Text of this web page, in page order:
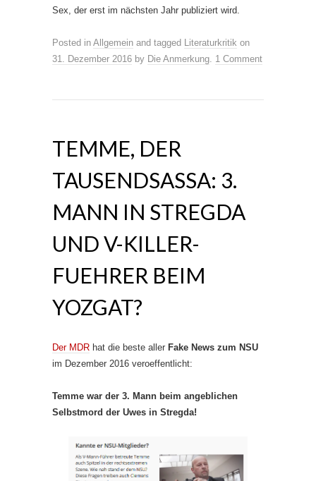
Sex, der erst im nächsten Jahr publiziert wird.
Posted in Allgemein and tagged Literaturkritik on
31. Dezember 2016 by Die Anmerkung 1 Comment
TEMME, DER
TAUSENDSASSA: 3.
MANN IN STREGDA
UND V-KILLER-
FUEHRER BEIM
YOZGAT?
Der MDR hat die beste aller Fake News zum NSU
im Dezember 2016 veroeffentlicht:
Temme war der 3. Mann beim angeblichen
Selbstmord der Uwes in Stregda!